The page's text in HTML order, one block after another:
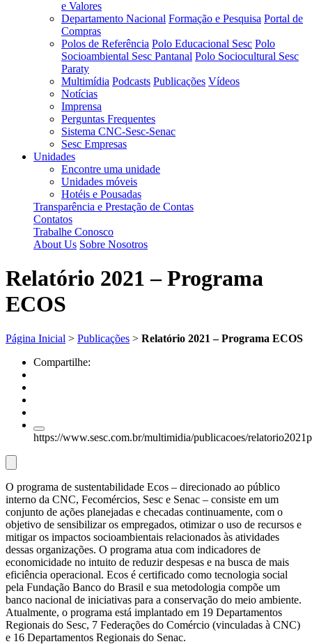
e Valores
Departamento Nacional Formação e Pesquisa Portal de
Compras
Polos de Referência Polo Educacional Sesc Polo
Socioambiental Sesc Pantanal Polo Sociocultural Sesc
Paraty
Multimídia Podcasts Publicações Vídeos
Notícias
Imprensa
Perguntas Frequentes
Sistema CNC-Sesc-Senac
Sesc Empresas
Unidades
Encontre uma unidade
Unidades móveis
Hotéis e Pousadas
Transparência e Prestação de Contas
Contatos
Trabalhe Conosco
About Us Sobre Nosotros
Relatório 2021 – Programa
ECOS
Página Inicial > Publicações > Relatório 2021 – Programa ECOS
Compartilhe:
https://www.sesc.com.br/multimidia/publicacoes/
O programa de sustentabilidade Ecos – direcionado ao público
interno da CNC, Fecomércios, Sesc e Senac – consiste em um
conjunto de ações planejadas e checadas continuamente, com o
objetivo de sensibilizar os empregados, otimizar o uso de recursos e
mitigar os impactos socioambientais relacionados às atividades
dessas organizações. O programa atua com indicadores de
economicidade no intuito de reduzir despesas e na busca de mais
eficiência operacional. Ecos é certificado como tecnologia social
pela Fundação Banco do Brasil e sua metodologia compõe um
banco nacional de iniciativas para a conservação do meio ambiente.
Atualmente, o programa está implantado em 19 Departamentos
Regionais do Sesc, 7 Federações do Comércio (vinculadas à CNC)
e 16 Departamentos Regionais do Senac.